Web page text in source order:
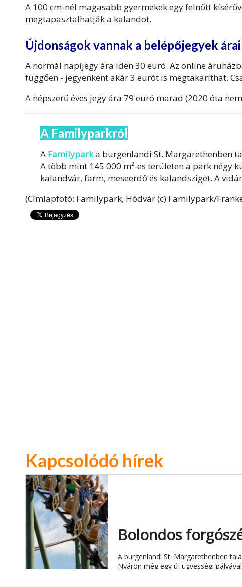
A 100 cm-nél magasabb gyermekek egy felnőtt
megtapasztalhatják a kalandot.
Újdonságok vannak a belépőjegyek
A normál napijegy ára idén 30 euró. Az online
függően - jegyenként akár 3 eurót is megtakaríthat.
A népszerű éves jegy ára 79 euró marad (2020 óta
A Familyparkról
A Familyparka burgenlandi St. Margarethenben
A több mint 145 000 m²-es területen a park
kalandvár, farm, meseerdő és kalandsziget. A
(Címlapfotó: Familypark, Hódvár (c) Familypark/
Kapcsolódó hírek
Bolondos
A burgenlandi St. Margarethenben
Nyáron még egy új ügyességi